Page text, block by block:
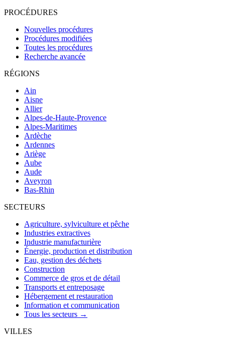
PROCÉDURES
Nouvelles procédures
Procédures modifiées
Toutes les procédures
Recherche avancée
RÉGIONS
Ain
Aisne
Allier
Alpes-de-Haute-Provence
Alpes-Maritimes
Ardèche
Ardennes
Ariège
Aube
Aude
Aveyron
Bas-Rhin
SECTEURS
Agriculture, sylviculture et pêche
Industries extractives
Industrie manufacturière
Énergie, production et distribution
Eau, gestion des déchets
Construction
Commerce de gros et de détail
Transports et entreposage
Hébergement et restauration
Information et communication
Tous les secteurs →
VILLES